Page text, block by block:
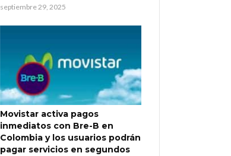
septiembre 29, 2025
Movistar activa pagos
inmediatos con Bre-B en
Colombia y los usuarios podrán
pagar servicios en segundos